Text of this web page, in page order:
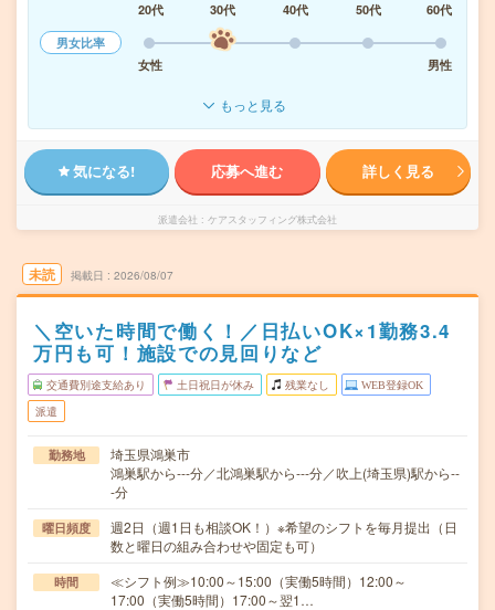
20代
30代 40代 50代
60代
男女比率
女性
男性
もっと見る
気になる! 応募へ進む 詳しく見る
派遣会社 ケアスタッフィング株式会社
未読 掲載日 2026/08/07
＼空いた時間で働く！／日払いOK×1勤務3.4
万円も可！施設での見回りなど
交通費別途支給あり 土日祝日が休み 残業なし WEB登録OK
派遣
勤務地
埼玉県鴻巣市
鴻巣駅から---分／北鴻巣駅から---分／吹上(埼玉県)駅から--
-分
曜日頻度
週2日（週1日も相談OK！）※希望のシフトを毎月提出（日
数と曜日の組み合わせや固定も可）
時間
≪シフト例≫10:00～15:00（実働5時間）12:00～
17:00（実働5時間）17:00～翌1…